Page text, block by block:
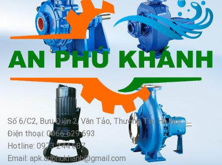
Số 6/C2, Bưu Điện 2, Vân Tảo, Thường Tín, Hà Nội
Điện thoại: 0966 629 693
Hotline: 0973 244 687
Email: apk.anphukhanh@gmail.com